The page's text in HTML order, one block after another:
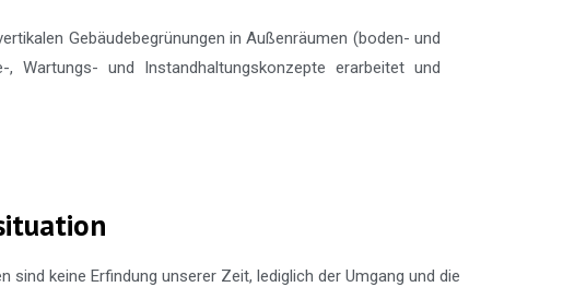
Gebäudebegrünungen in Außenräumen (boden- und
, Wartungs- und Instandhaltungskonzepte erarbeitet und
sind keine Erfindung unserer Zeit, lediglich der Umgang und die